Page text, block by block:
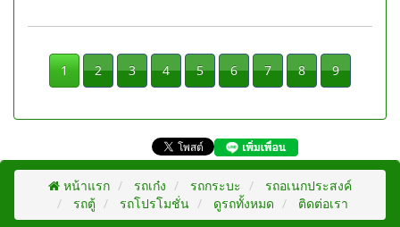
1 2 3 4 5 6 7 8 9
หน้าแรก รถเก๋ง รถกระบะ
รถอเนกประสงค์
รถตู้
รถโปรโมชั่น ดูรถทั้งหมด ติดต่อเรา